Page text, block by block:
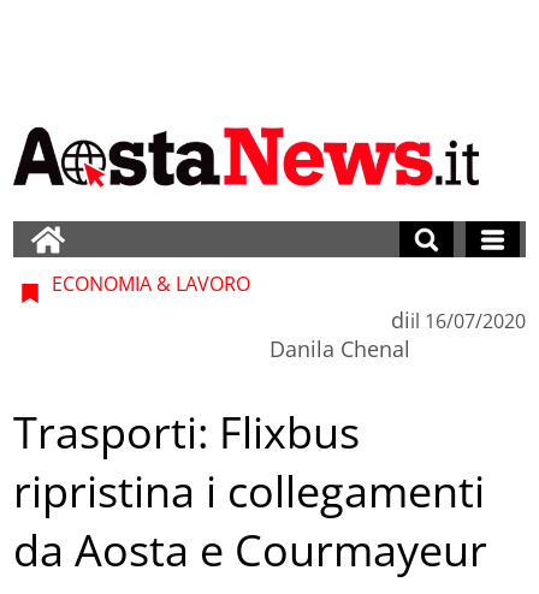
ECONOMIA & LAVORO
di
Danila Chenal
il 16/07/2020
Trasporti: Flixbus
ripristina i collegamenti
da Aosta e Courmayeur